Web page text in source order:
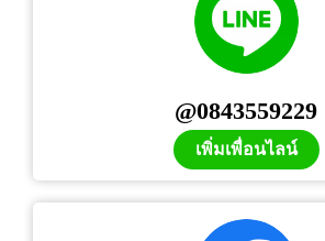
@0843559229
เพิ่มเพื่อนไลน์